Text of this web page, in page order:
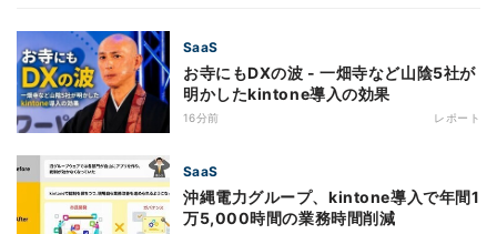
SaaS
お寺にもDXの波 - 一畑寺など山陰5社が
明かしたkintone導入の効果
16分前 レポート
SaaS
沖縄電力グループ、kintone導入で年間1
万5,000時間の業務時間削減